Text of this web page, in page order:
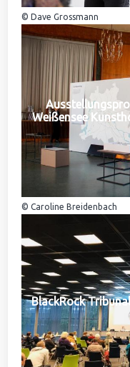
© Dave Grossmann
Weißensee
© Caroline Breidenbach
BlackRock